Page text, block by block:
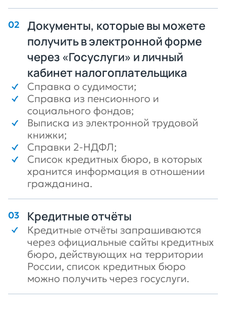
Документы, которые вы можете
получить в электронной форме
через «Госуслуги» и личный
кабинет налогоплательщика
Справка о судимости;
Справка из пенсионного и
социального фондов;
Выписка из электронной трудовой
книжки;
Справки 2-НДФЛ;
Список кредитных бюро, в которых
хранится информация в отношении
гражданина.
Кредитные отчёты
Кредитные отчёты запрашиваются
через официальные сайты кредитных
бюро, действующих на территории
России, список кредитных бюро
можно получить через госуслуги.